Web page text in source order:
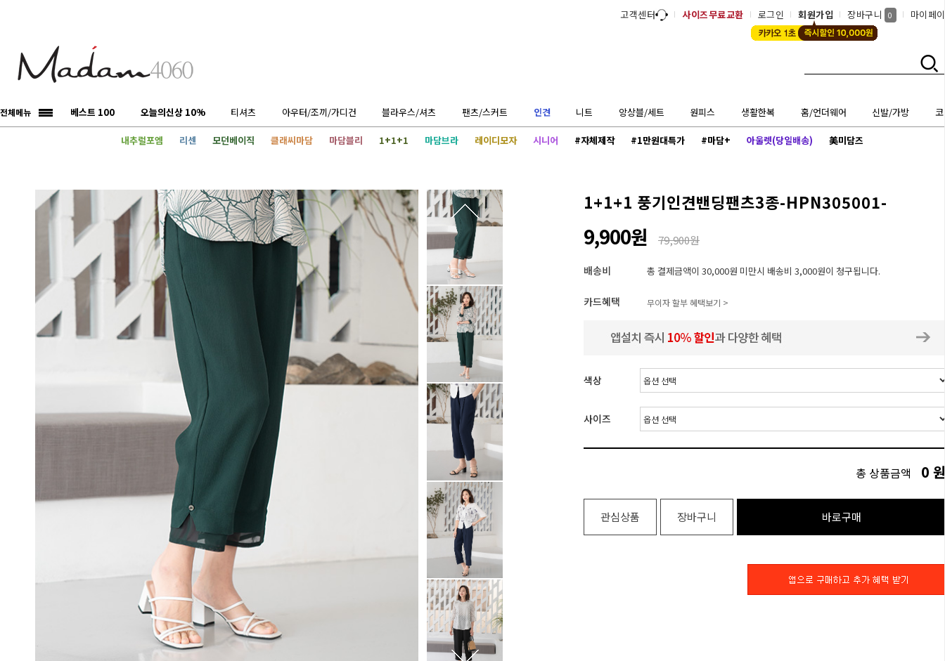
고객센터 사이즈무료교환 로그인 회원가입 장바구니 0 마이페
전체메뉴 베스트 100 오늘의신상 10% 티셔츠 아우터/조끼/가디건 블라우스/셔츠 팬츠/스커트 인견 니트 앙상블/세트 원피스 생활한복 홈/언더웨어 신발/가방
내추럴포엠 리센 모던베이직 클래씨마담 마담블리 1+1+1 마담브라 레이디모자 시니어 #자체제작 #1만원대특가 #마담+ 아울렛(당일배송) 美미담즈
1+1+1 풍기인견밴딩팬츠3종-HPN305001-
9,900원 79,900원
배송비 총 결제금액이 30,000원 미만시 배송비 3,000원이 청구됩니다.
카드혜택 무이자 할부 혜택보기 >
색상
사이즈
총 상품금액 0 원
관심상품 장바구니 바로구매